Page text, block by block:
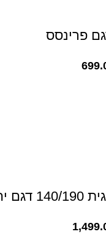
פרינסס
יהלום